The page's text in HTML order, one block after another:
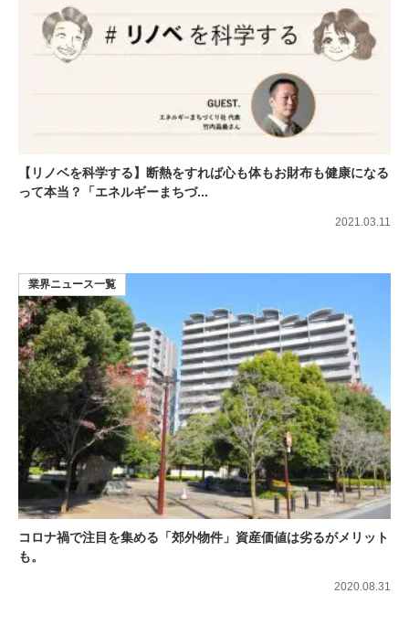
【リノベを科学する】断熱をすれば心も体もお財布も健康になる
って本当？「エネルギーまちづ...
2021.03.11
コロナ禍で注目を集める「郊外物件」資産価値は劣るがメリット
も。
業界ニュース一覧
2020.08.31